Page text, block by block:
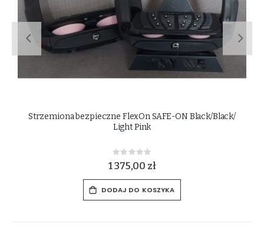
Strzemiona bezpieczne FlexOn SAFE-ON Black/Black/
Light Pink
Rating:
0%
1 375,00 zł
DODAJ DO KOSZYKA